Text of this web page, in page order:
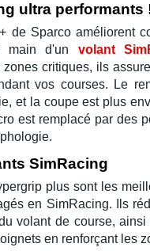
ultra performants
de Sparcoaméliorent
main d'un volant
zones critiques, ils
vos courses. Le
et la coupe est plus
est remplacé par des
SimRacing
plus sont les
en SimRacing. Ils
duvolant de course, ainsi
en renforçant les